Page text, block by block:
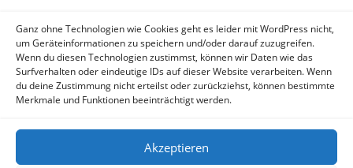
Ganz ohne Technologien wie Cookies geht es leider mit WordPress nicht,
um Geräteinformationen zu speichern und/oder darauf zuzugreifen.
Wenn du diesen Technologien zustimmst, können wir Daten wie das
Surfverhalten oder eindeutige IDs auf dieser Website verarbeiten. Wenn
du deine Zustimmung nicht erteilst oder zurückziehst, können bestimmte
Merkmale und Funktionen beeinträchtigt werden.
Akzeptieren
META
Anmelden
Eintrags-Feed
WordPress.org